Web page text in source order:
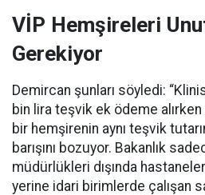
VİP Hemşireleri
Gerekiyor
Demircan şunları söyledi:
bin lira teşvik ek ödeme
bir hemşirenin aynı teşvik
barışını bozuyor. Bakanlık
müdürlükleri dışında
yerine idari birimlerde çalışan